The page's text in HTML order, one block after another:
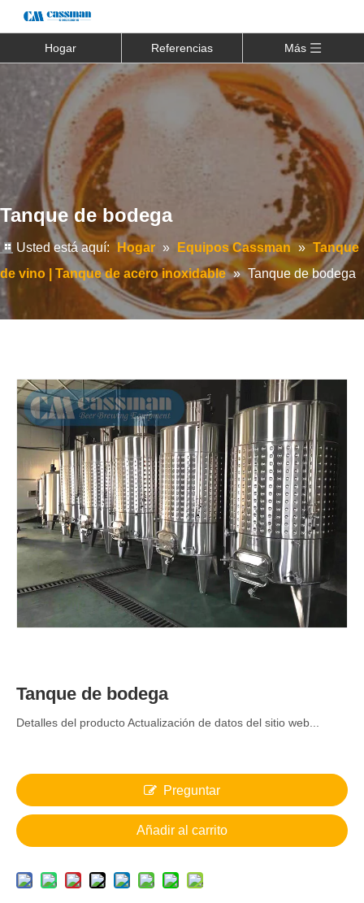
Hogar Referencias Más
Tanque de bodega
Usted está aquí: Hogar » Equipos Cassman » Tanque
de vino | Tanque de acero inoxidable » Tanque de bodega
Tanque de bodega
Detalles del producto Actualización de datos del sitio web...
Preguntar
Añadir al carrito